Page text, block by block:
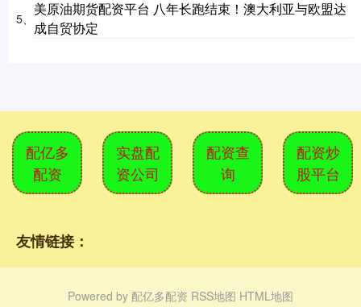
5、
美原油期货配资平台 八年长跑结束！澳大利亚与欧盟达
成自贸协定
配亿多
配资
实盘配
资公司
配资查
询
配资炒
股平台
友情链接：
Powered by 配亿多配资 RSS地图 HTML地图